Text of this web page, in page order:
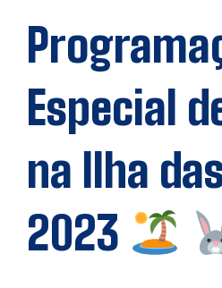
Especial
na Ilha
2023